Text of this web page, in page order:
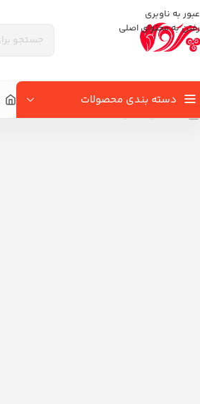
عبور به ناوبری
رفتن به محتوای اصلی
دسته بندی محصولات
خانه»ریسه اعیاد